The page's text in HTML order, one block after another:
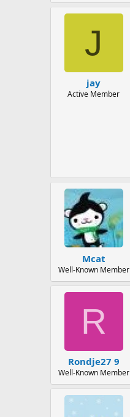
J
jay
Active Member
Mcat
Well-Known Member
R
Rondje27 9
Well-Known Member